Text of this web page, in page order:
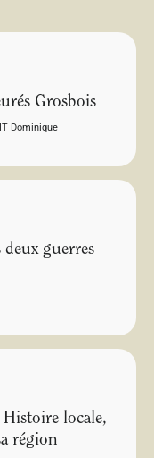
Grosbois
Dominique
deux guerres
locale,
région